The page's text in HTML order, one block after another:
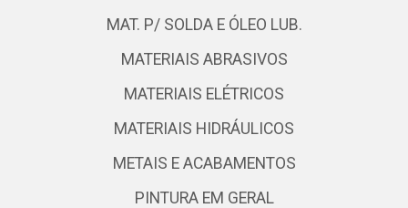
MAT. P/ SOLDA E ÓLEO LUB.
MATERIAIS ABRASIVOS
MATERIAIS ELÉTRICOS
MATERIAIS HIDRÁULICOS
METAIS E ACABAMENTOS
PINTURA EM GERAL